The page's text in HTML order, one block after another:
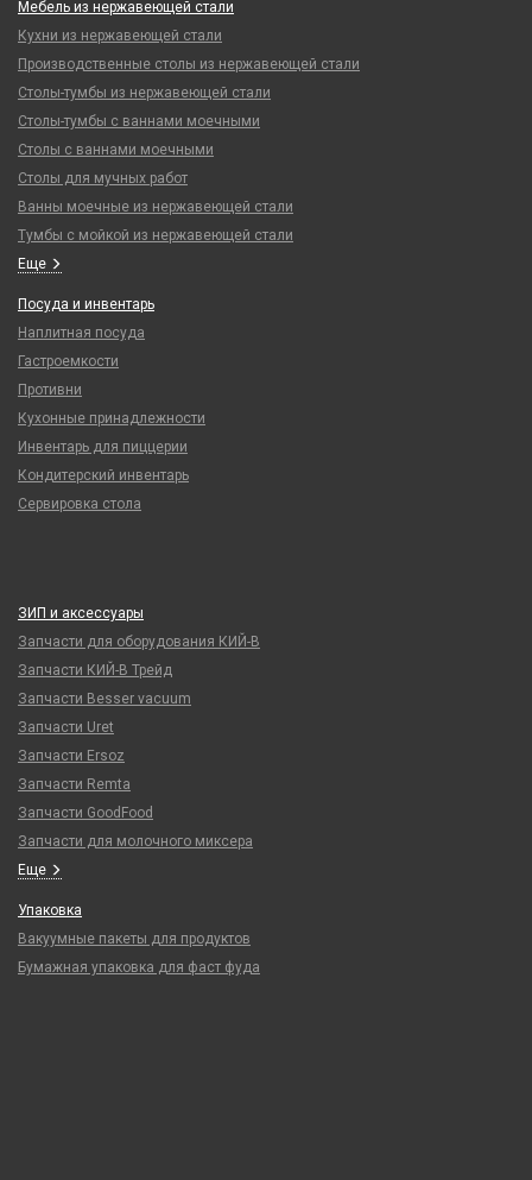
Мебель из нержавеющей стали
Кухни из нержавеющей стали
Производственные столы из нержавеющей стали
Столы-тумбы из нержавеющей стали
Столы-тумбы с ваннами моечными
Столы с ваннами моечными
Столы для мучных работ
Ванны моечные из нержавеющей стали
Тумбы с мойкой из нержавеющей стали
Еще
Посуда и инвентарь
Наплитная посуда
Гастроемкости
Противни
Кухонные принадлежности
Инвентарь для пиццерии
Кондитерский инвентарь
Сервировка стола
ЗИП и аксессуары
Запчасти для оборудования КИЙ-В
Запчасти КИЙ-В Трейд
Запчасти Besser vacuum
Запчасти Uret
Запчасти Ersoz
Запчасти Remta
Запчасти GoodFood
Запчасти для молочного миксера
Еще
Упаковка
Вакуумные пакеты для продуктов
Бумажная упаковка для фаст фуда